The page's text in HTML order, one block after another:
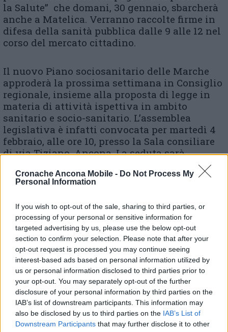
Cronache Ancona Mobile - Do Not Process My
Personal Information
If you wish to opt-out of the sale, sharing to third parties, or
processing of your personal or sensitive information for
targeted advertising by us, please use the below opt-out
section to confirm your selection. Please note that after your
opt-out request is processed you may continue seeing
interest-based ads based on personal information utilized by
us or personal information disclosed to third parties prior to
your opt-out. You may separately opt-out of the further
disclosure of your personal information by third parties on the
IAB’s list of downstream participants. This information may
also be disclosed by us to third parties on the IAB’s List of
Downstream Participants that may further disclose it to other
la Salute” che domani, 30 gennaio, sbarcherà
anche a Matelica. Verranno raccolte firme in
difesa della sanità pubblica dalle 9 alle 12 nel
corso del mercato cittadino.
Il nuovo Piano sociosanitario delle Marche
approderà la prossima settimana in Consiglio
regionale, insieme alla proposta di legge in
materia di attività ispettiva in ambito
sanitario e socio-sanitario. L’assemblea
legislativa è infatti convocata per martedì 4
febbraio, alle ore 10, presso la Sala consiliare
di via Tiziano, Ancona. La seduta sarà
incentrata sull’esame della proposta di Piano
socio-sanitario regionale 2019/2021
(discussione e votazione) con relatore di
Leonardi (Fdi) per la minoranza. In primo
piano anche la proposta di legge in materia di
disciplina di attività ispettiva sempre in
ambito sanitario e socio-sanitario; Luca
Marconi (Udc) è relatore di maggioranza e
Romina Pergolesi (M5s) di minoranza.
(ultimo aggiornamento alle ore 16.15)